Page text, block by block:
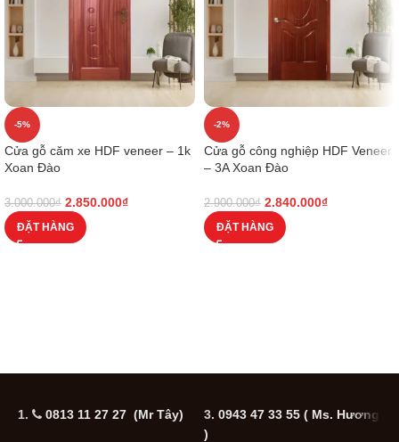
-5%
Cửa gỗ căm xe HDF veneer – 1k
Xoan Đào
3.000.000₫ 2.850.000₫
ĐẶT HÀNG
-2%
Cửa gỗ công nghiệp HDF Veneer
– 3A Xoan Đào
2.900.000₫ 2.840.000₫
ĐẶT HÀNG
1. 0813 11 27 27 (Mr Tây) 3. 0943 47 33 55 ( Ms. Hương
)